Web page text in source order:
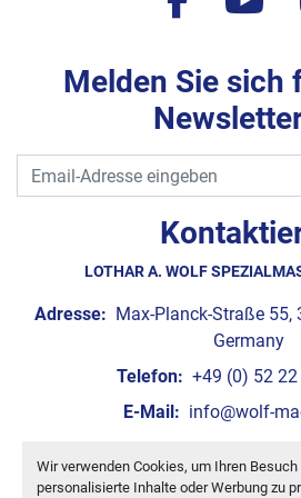
Wir verwenden Cookies, um Ihren Besuch
personalisierte Inhalte oder Werbung zu
Eigenverantwortung
Hohe Motivation
Ausbildungsdauer und
IHK-Abschluss
Sorgfalt und
Wissbegierig
Ausbildungsdauer und
3 Jahre
IHK-Abschluss
LOTHAR A. WOLF
Adresse: Max-Planck-Straße 55,
Germany
Telefon: +49 (0) 52
E-Mail: info@wolf-
Cookie-
Melden Sie sich